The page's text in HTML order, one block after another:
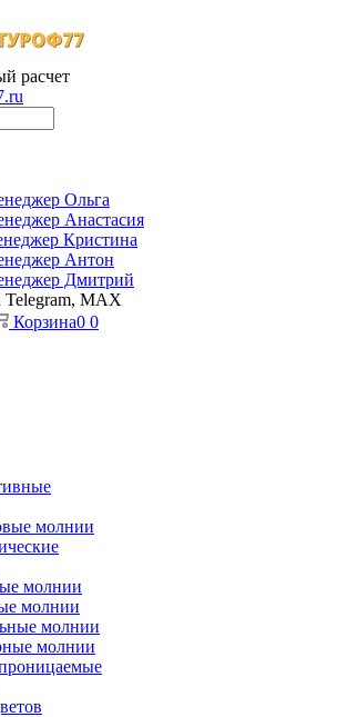
расчет
Ольга
Анастасия
Кристина
Антон
Дмитрий
Telegram, MAX
Корзина0 0
молнии
молнии
молнии
молнии
молнии